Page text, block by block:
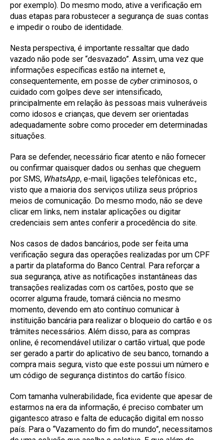
por exemplo). Do mesmo modo, ative a verificação em
duas etapas para robustecer a segurança de suas contas
e impedir o roubo de identidade.
Nesta perspectiva, é importante ressaltar que dado
vazado não pode ser “desvazado”. Assim, uma vez que
informações específicas estão na internet e,
consequentemente, em posse de cybercriminosos, o
cuidado com golpes deve ser intensificado,
principalmente em relação às pessoas mais vulneráveis
como idosos e crianças, que devem ser orientadas
adequadamente sobre como proceder em determinadas
situações.
Para se defender, necessário ficar atento e não fornecer
ou confirmar quaisquer dados ou senhas que cheguem
por SMS, WhatsApp, e-mail, ligações telefônicas etc.,
visto que a maioria dos serviços utiliza seus próprios
meios de comunicação. Do mesmo modo, não se deve
clicar em links, nem instalar aplicações ou digitar
credenciais sem antes conferir a procedência do site.
Nos casos de dados bancários, pode ser feita uma
verificação segura das operações realizadas por um CPF
a partir da plataforma do Banco Central. Para reforçar a
sua segurança, ative as notificações instantâneas das
transações realizadas com os cartões, posto que se
ocorrer alguma fraude, tomará ciência no mesmo
momento, devendo em ato contínuo comunicar à
instituição bancária para realizar o bloqueio do cartão e os
trâmites necessários. Além disso, para as compras
online, é recomendável utilizar o cartão virtual, que pode
ser gerado a partir do aplicativo de seu banco, tornando a
compra mais segura, visto que este possui um número e
um código de segurança distintos do cartão físico.
Com tamanha vulnerabilidade, fica evidente que apesar de
estarmos na era da informação, é preciso combater um
gigantesco atraso e falta de educação digital em nosso
país. Para o “Vazamento do fim do mundo”, necessitamos